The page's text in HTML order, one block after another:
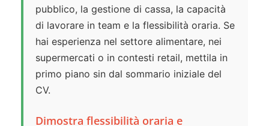
pubblico, la gestione di cassa, la capacità
di lavorare in team e la flessibilità oraria. Se
hai esperienza nel settore alimentare, nei
supermercati o in contesti retail, mettila in
primo piano sin dal sommario iniziale del
CV.
Dimostra flessibilità oraria e